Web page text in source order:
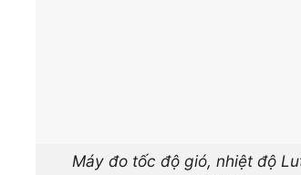
Máy đo tốc độ gió, nhiệt độ